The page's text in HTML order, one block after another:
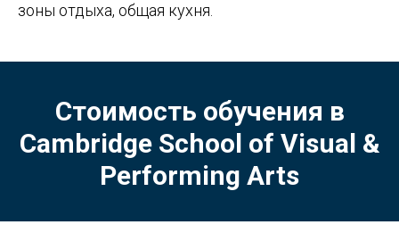
зоны отдыха, общая кухня.
Стоимость обучения в
Cambridge School of Visual &
Performing Arts